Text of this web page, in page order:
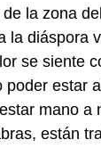
la zona
la diáspora
se siente
poder estar
mano a
están